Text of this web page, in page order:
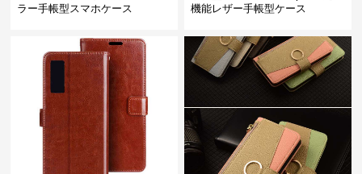
ラー手帳型スマホケース
機能レザー手帳型ケース